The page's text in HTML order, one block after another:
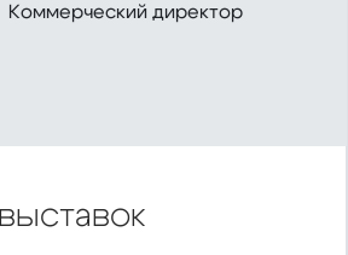
Коммерческий директор
выставок